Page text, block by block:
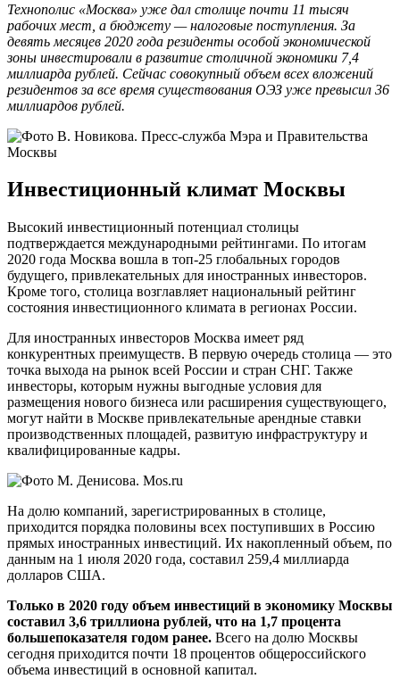
Технополис «Москва» уже дал столице почти 11 тысяч
рабочих мест, а бюджету — налоговые поступления. За
девять месяцев 2020 года резиденты особой экономической
зоны инвестировали в развитие столичной экономики 7,4
миллиарда рублей. Сейчас совокупный объем всех вложений
резидентов за все время существования ОЭЗ уже превысил 36
миллиардов рублей.
Инвестиционный климат Москвы
Высокий инвестиционный потенциал столицы
подтверждается международными рейтингами. По итогам
2020 года Москва вошла в топ-25 глобальных городов
будущего, привлекательных для иностранных инвесторов.
Кроме того, столица возглавляет национальный рейтинг
состояния инвестиционного климата в регионах России.
Для иностранных инвесторов Москва имеет ряд
конкурентных преимуществ. В первую очередь столица — это
точка выхода на рынок всей России и стран СНГ. Также
инвесторы, которым нужны выгодные условия для
размещения нового бизнеса или расширения существующего,
могут найти в Москве привлекательные арендные ставки
производственных площадей, развитую инфраструктуру и
квалифицированные кадры.
На долю компаний, зарегистрированных в столице,
приходится порядка половины всех поступивших в Россию
прямых иностранных инвестиций. Их накопленный объем, по
данным на 1 июля 2020 года, составил 259,4 миллиарда
долларов США.
Только в 2020 году объем инвестиций в экономику Москвы
составил 3,6 триллиона рублей, что на 1,7 процента
большепоказателя годом ранее. Всего на долю Москвы
сегодня приходится почти 18 процентов общероссийского
объема инвестиций в основной капитал.